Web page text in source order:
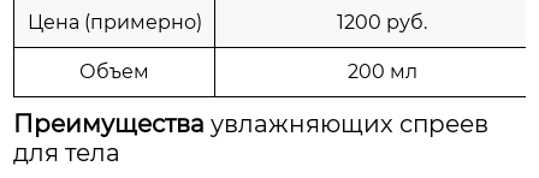
Цена (примерно) 1200 руб.
Объем 200 мл
Преимуществаувлажняющих спреев
для тела